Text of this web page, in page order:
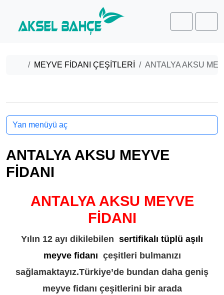
Cart
Home
MEYVE FİDANI ÇEŞİTLERİ ANTALYA AKSU
ANTALYA AKSU MEYVE
FİDANI
ANTALYA AKSU MEYVE
FİDANI
Yılın 12 ayı dikilebilen sertifikalı tüplü aşılı
meyve fidanı çeşitleri bulmanızı
sağlamaktayız.Türkiye’de bundan daha geniş
meyve fidanı çeşitlerini bir arada
Yan menüyü aç